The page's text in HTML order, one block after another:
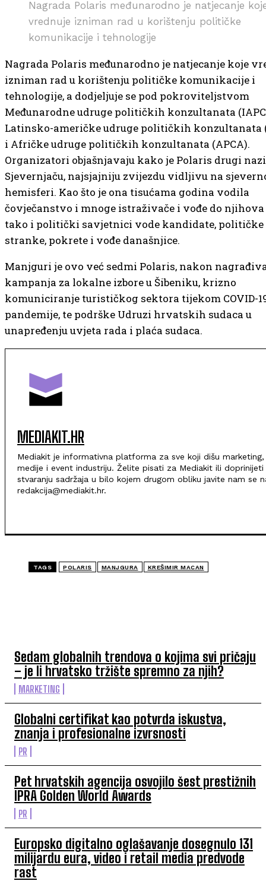
Nagrada Polaris međunarodno je natjecanje
vrednuje izniman rad u korištenju političke
komunikacije i tehnologije
Nagrada Polaris međunarodno je natjecanje koje
izniman rad u korištenju političke komunikacije i
tehnologije, a dodjeljuje se pod pokroviteljstvom
Međunarodne udruge političkih konzultanata
Latinsko-američke udruge političkih konzultanata
i Afričke udruge političkih konzultanata (APCA).
Organizatori objašnjavaju kako je Polaris drugi
Sjevernjaču, najsjajniju zvijezdu vidljivu na
hemisferi. Kao što je ona tisućama godina vodila
čovječanstvo i mnoge istraživače i vođe do
tako i politički savjetnici vode kandidate, političke
stranke, pokrete i vođe današnjice.
Manjguri je ovo već sedmi Polaris, nakon
kampanja za lokalne izbore u Šibeniku, krizno
komuniciranje turističkog sektora tijekom COVID-
pandemije, te podrške Udruzi hrvatskih sudaca u
unapređenju uvjeta rada i plaća sudaca.
MEDIAKIT.HR
Mediakit je informativna platforma za sve koji dišu marketing,
medije i event industriju. Želite pisati za Mediakit ili doprinijeti
stvaranju sadržaja u bilo kojem drugom obliku javite nam se
redakcija@mediakit.hr.
TAGS POLARIS MANJGURA KREŠIMIR MACAN
Sedam globalnih trendova o kojima svi pričaju
– je li hrvatsko tržište spremno za njih?
MARKETING
Globalni certifikat kao potvrda iskustva,
znanja i profesionalne izvrsnosti
PR
Pet hrvatskih agencija osvojilo šest prestižnih
IPRA Golden World Awards
PR
Europsko digitalno oglašavanje dosegnulo 131
milijardu eura, video i retail media predvode
rast